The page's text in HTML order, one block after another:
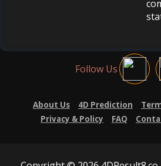
Follow Us
About Us 4D Prediction
Privacy & Policy
FAQ